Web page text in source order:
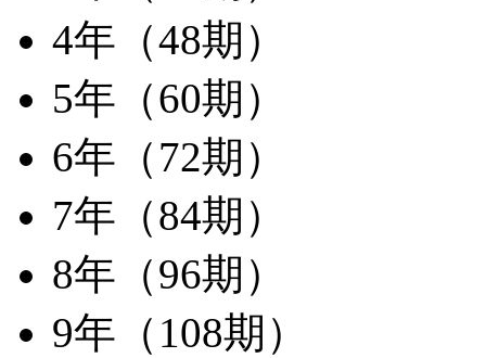
4年（48期）
5年（60期）
6年（72期）
7年（84期）
8年（96期）
9年（108期）